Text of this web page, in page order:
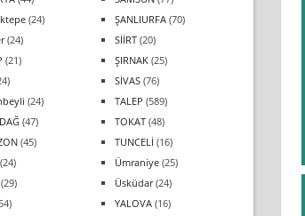
(24) ŞANLIURFA (70)
(24) SİİRT (20)
(21) ŞIRNAK (25)
SİVAS (76)
(24) TALEP (589)
(47) TOKAT (48)
(45) TUNCELİ (16)
(24) Ümraniye (25)
(29) Üsküdar(24)
YALOVA (16)